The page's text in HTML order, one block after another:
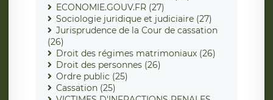
ECONOMIE.GOUV.FR (27)
Sociologie juridique et judiciaire (27)
Jurisprudence de la Cour de cassation
(26)
Droit des régimes matrimoniaux (26)
Droit des personnes (26)
Ordre public (25)
Cassation (25)